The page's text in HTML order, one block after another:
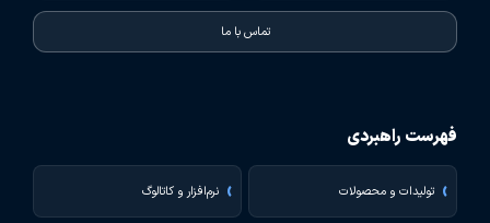
تماس با ما
فهرست راهبردی
تولیدات و محصولات نرم‌افزار و کاتالوگ